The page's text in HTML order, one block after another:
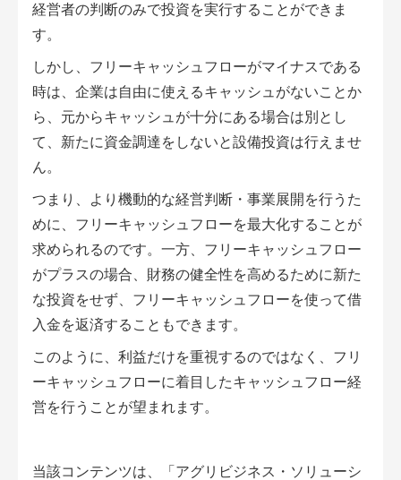
経営者の判断のみで投資を実行することができま
す。
しかし、フリーキャッシュフローがマイナスである
時は、企業は自由に使えるキャッシュがないことか
ら、元からキャッシュが十分にある場合は別とし
て、新たに資金調達をしないと設備投資は行えませ
ん。
つまり、より機動的な経営判断・事業展開を行うた
めに、フリーキャッシュフローを最大化することが
求められるのです。一方、フリーキャッシュフロー
がプラスの場合、財務の健全性を高めるために新た
な投資をせず、フリーキャッシュフローを使って借
入金を返済することもできます。
このように、利益だけを重視するのではなく、フリ
ーキャッシュフローに着目したキャッシュフロー経
営を行うことが望まれます。
当該コンテンツは、「アグリビジネス・ソリューシ